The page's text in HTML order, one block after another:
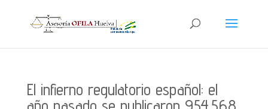
El infierno regulatorio español: el